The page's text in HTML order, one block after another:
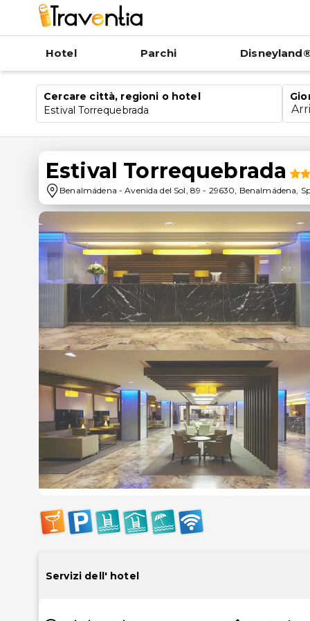
Hotel Parchi
Cercare città, regioni o hotel
Estival Torrequebrada
Estival Torrequebrada
Benalmádena -Avenida del Sol, 89 - 29630, Benalmádena,
Servizi dell' hotel